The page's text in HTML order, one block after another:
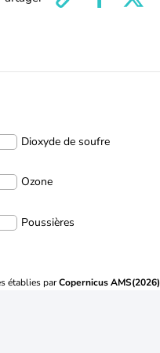
Dioxyde de soufre
Ozone
Poussières
établies parCopernicus AMS(2026)